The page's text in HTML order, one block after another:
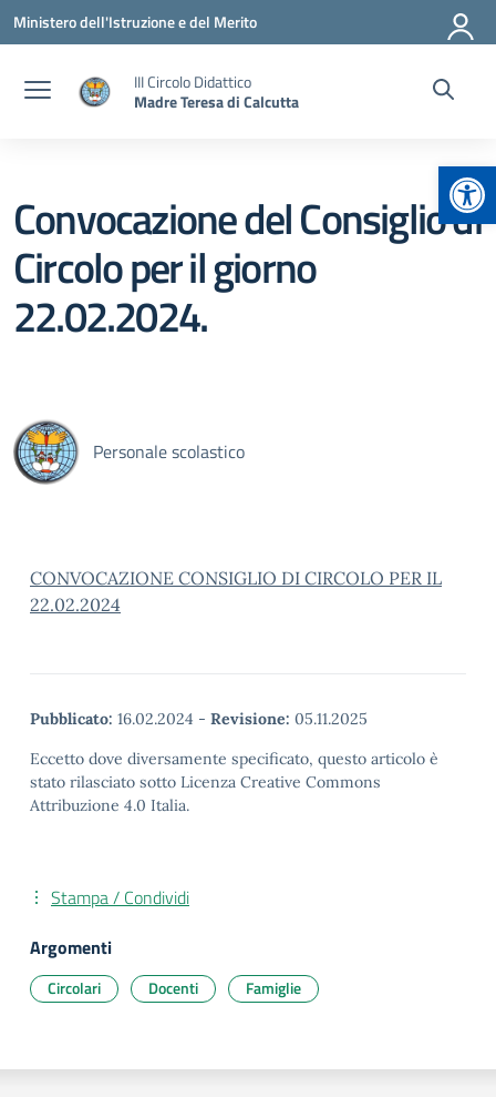
Vai ai contenuti
Vai al menu di navigazione
Vai al footer
Ministero dell'Istruzione e del Merito
III Circolo Didattico
Madre Teresa di Calcutta
Convocazione del Consiglio di
Circolo per il giorno
22.02.2024.
Personale scolastico
CONVOCAZIONE CONSIGLIO DI CIRCOLO PER IL
22.02.2024
Pubblicato: 16.02.2024 - Revisione: 05.11.2025
Eccetto dove diversamente specificato, questo articolo è
stato rilasciato sotto Licenza Creative Commons
Attribuzione 4.0 Italia.
Stampa / Condividi
Argomenti
Circolari Docenti Famiglie